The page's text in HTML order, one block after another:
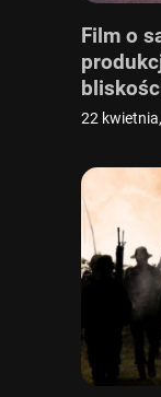
Film o
22